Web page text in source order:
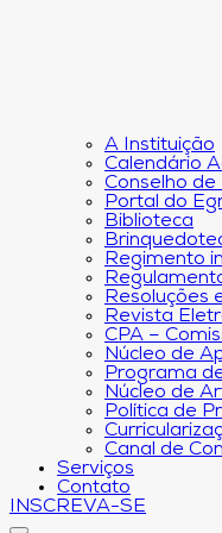
A Instituição
Calendário
Conselho de
Portal do
Biblioteca
Regimento
Resoluções
Revista
CPA –
Núcleo de
Programa
Núcleo de
Política de
Canal de
Serviços
Contato
INSCREVA-SE